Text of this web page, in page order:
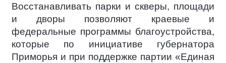
Восстанавливать парки и скверы, площади
и дворы позволяют краевые и
федеральные программы благоустройства,
которые по инициативе губернатора
Приморья и при поддержке партии «Единая